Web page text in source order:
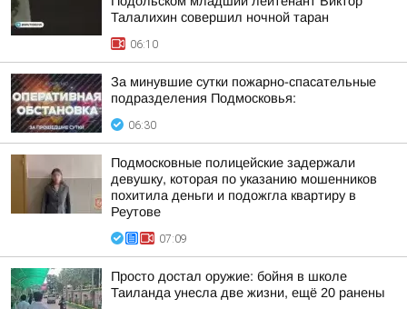
Талалихин совершил ночной таран
06:10
За минувшие сутки пожарно-спасательные
подразделения Подмосковья:
06:30
Подмосковные полицейские задержали
девушку, которая по указанию мошенников
похитила деньги и подожгла квартиру в
Реутове
07:09
Просто достал оружие: бойня в школе
Таиланда унесла две жизни, ещё 20 ранены